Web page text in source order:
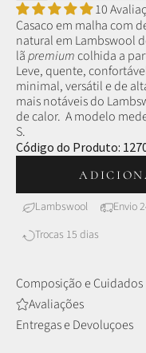
10
Casaco em malha com
natural em Lambswool
lãpremiumcolhida a
Leve, quente,
minimal, versátil e de
mais notáveis do
de calor. A modelo
S.
Código do Produto:
Lambswool Envio
Trocas 15 dias
Composição e Cuidados
Avaliações
Entregas e Devoluçoes